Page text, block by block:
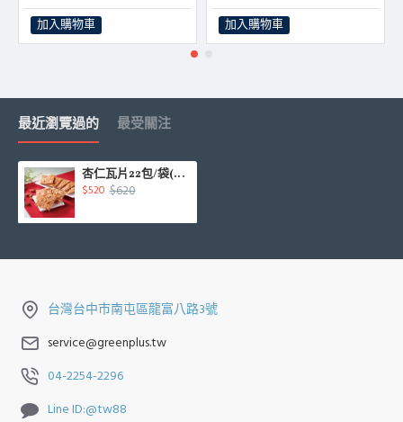
加入購物車 加入購物車
最近瀏覽過的 最受關注
杏仁瓦片22包/袋(無提袋)
$520 $620
台灣台中市南屯區龍富八路3號
service@greenplus.tw
04-2254-2296
Line ID:@tw88